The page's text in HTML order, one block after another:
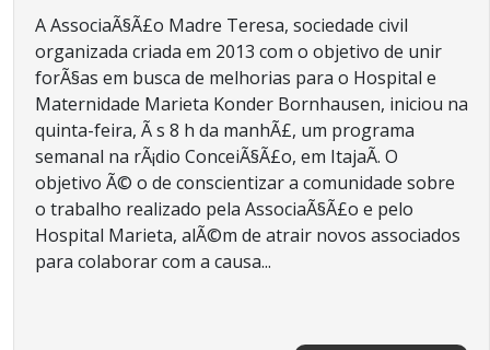
A AssociaÃ§Ã£o Madre Teresa, sociedade civil
organizada criada em 2013 com o objetivo de unir
forÃ§as em busca de melhorias para o Hospital e
Maternidade Marieta Konder Bornhausen, iniciou na
quinta-feira, Ã s 8 h da manhÃ£, um programa
semanal na rÃ¡dio ConceiÃ§Ã£o, em ItajaÃ­. O
objetivo Ã© o de conscientizar a comunidade sobre
o trabalho realizado pela AssociaÃ§Ã£o e pelo
Hospital Marieta, alÃ©m de atrair novos associados
para colaborar com a causa...